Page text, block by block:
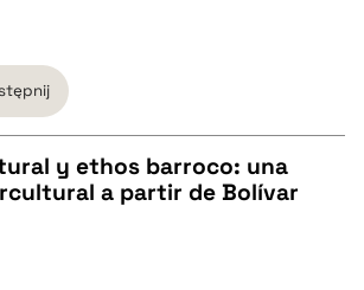
y ethos barroco: una
a partir de Bolívar